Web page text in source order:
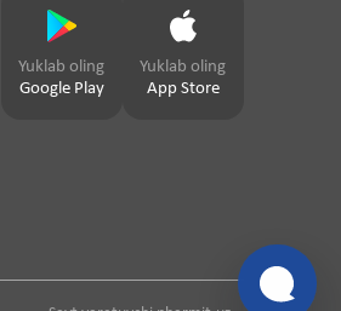
Yuklab oling
Google Play
Yuklab oling
App Store